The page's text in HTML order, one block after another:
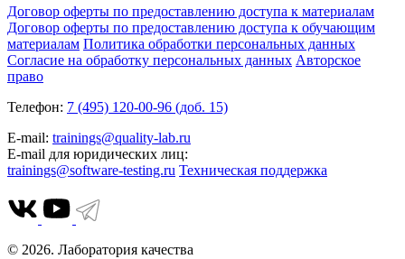
Договор оферты по предоставлению доступа к материалам
Договор оферты по предоставлению доступа к обучающим
материалам Политика обработки персональных данных
Согласие на обработку персональных данных Авторское
право
Телефон: 7 (495) 120-00-96 (доб. 15)
E-mail: trainings@quality-lab.ru
E-mail для юридических лиц:
trainings@software-testing.ru Техническая поддержка
© 2026. Лаборатория качества